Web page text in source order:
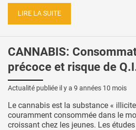
LIRE LA SUITE
CANNABIS:
précoce et risque de
Actualité publiée il y a 9 années 10 mois
Le cannabis est la substance «
couramment consommée dans le
croissant chez les jeunes. Les